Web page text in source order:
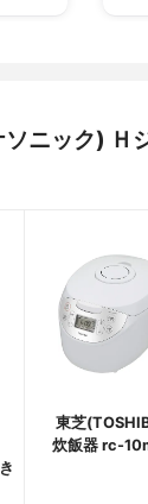
ニック) Ｈ
東芝
炊飯器 rc-